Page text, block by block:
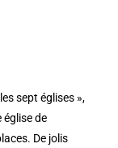
sept églises »,
église de
De jolis